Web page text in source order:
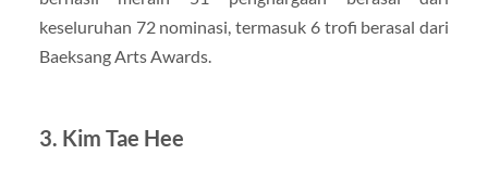
keseluruhan 72 nominasi, termasuk 6 trofi berasal dari
Baeksang Arts Awards.
3. Kim Tae Hee